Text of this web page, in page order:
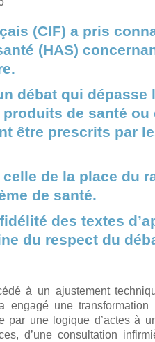
(CIF) a pris
(HAS)
débat qui dépasse
de santé ou
être prescrits par
de la place du
de santé.
des textes
du respect du
à un ajustement
engagé une
par une logique d’actes à
d’une consultation